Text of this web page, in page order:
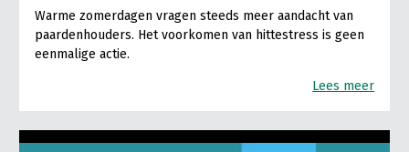
Warme zomerdagen vragen steeds meer aandacht van
paardenhouders. Het voorkomen van hittestress is geen
eenmalige actie.
Lees meer